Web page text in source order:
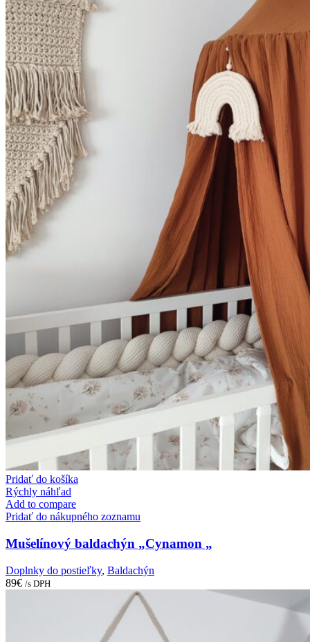
Pridať do košíka
Rýchly náhľad
Add to compare
Pridať do nákupného zoznamu
Mušelínový baldachýn „Cynamon „
Doplnky do postieľky, Baldachýn
89€ /s DPH